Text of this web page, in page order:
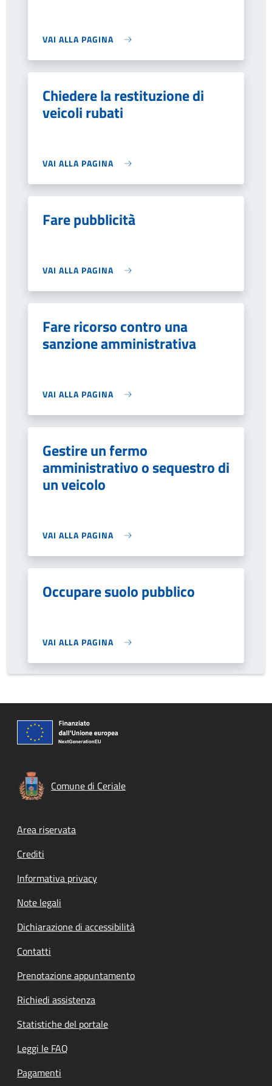
VAI ALLA PAGINA
Chiedere la restituzione di
veicoli rubati
VAI ALLA PAGINA
Fare pubblicità
VAI ALLA PAGINA
Fare ricorso contro una
sanzione amministrativa
VAI ALLA PAGINA
Gestire un fermo
amministrativo o sequestro di
un veicolo
VAI ALLA PAGINA
Occupare suolo pubblico
VAI ALLA PAGINA
Comune di Ceriale
Footer menu
Area riservata
Crediti
Informativa privacy
Note legali
Dichiarazione di accessibilità
Contatti
Prenotazione appuntamento
Richiedi assistenza
Statistiche del portale
Leggi le FAQ
Pagamenti